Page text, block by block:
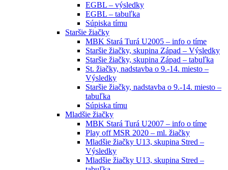
EGBL – výsledky
EGBL – tabuľka
Súpiska tímu
Staršie žiačky
MBK Stará Turá U2005 – info o tíme
Staršie žiačky, skupina Západ – Výsledky
Staršie žiačky, skupina Západ – tabuľka
St. žiačky, nadstavba o 9.-14. miesto –
Výsledky
Staršie žiačky, nadstavba o 9.-14. miesto –
tabuľka
Súpiska tímu
Mladšie žiačky
MBK Stará Turá U2007 – info o tíme
Play off MSR 2020 – ml. žiačky
Mladšie žiačky U13, skupina Stred –
Výsledky
Mladšie žiačky U13, skupina Stred –